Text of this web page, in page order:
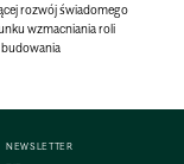
rozwój świadomego
wzmacniania roli
budowania
NEWSLETTER